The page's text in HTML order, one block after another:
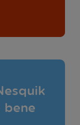
bene